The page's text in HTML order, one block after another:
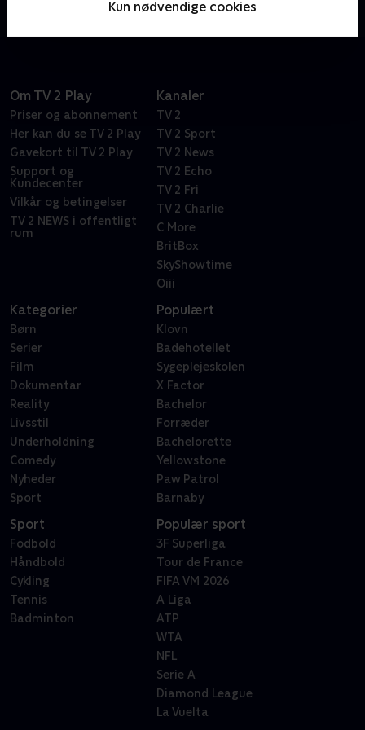
Kun nødvendige cookies
så uhyggelig som deres egne historier.
Om TV 2 Play
Priser og abonnement
Her kan du se TV 2 Play
Gavekort til TV 2 Play
Support og
Kundecenter
Vilkår og betingelser
TV 2 NEWS i offentligt
rum
Kanaler
TV 2
TV 2 Sport
TV 2 News
TV 2 Echo
TV 2 Fri
TV 2 Charlie
C More
BritBox
SkyShowtime
Oiii
Kategorier
Børn
Serier
Film
Dokumentar
Reality
Livsstil
Underholdning
Comedy
Nyheder
Sport
Populært
Klovn
Badehotellet
Sygeplejeskolen
X Factor
Bachelor
Forræder
Bachelorette
Yellowstone
Paw Patrol
Barnaby
Sport
Fodbold
Håndbold
Cykling
Tennis
Badminton
Populær sport
3F Superliga
Tour de France
FIFA VM 2026
A Liga
ATP
WTA
NFL
Serie A
Diamond League
La Vuelta